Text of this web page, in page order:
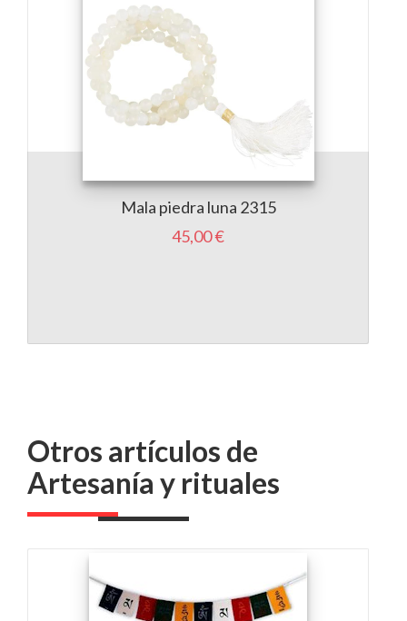
Mala piedra luna 2315
45,00 €
Otros artículos de
Artesanía y rituales